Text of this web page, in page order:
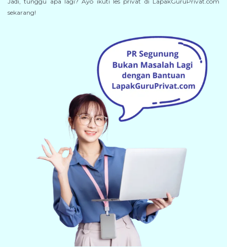
sekarang!